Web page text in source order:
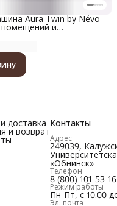
Aura Twin by Névo
помещений и
металлический
черный металлик
доставка
и возврат
Контакты
Адрес
249039,
«Обнинск»
Телефон
8 (800) 101-53-16
Режим работы
Пн-Пт, с 10.00
Эл. почта